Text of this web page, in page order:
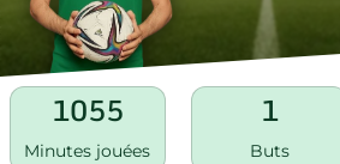
1055
Minutes jouées
1
Buts